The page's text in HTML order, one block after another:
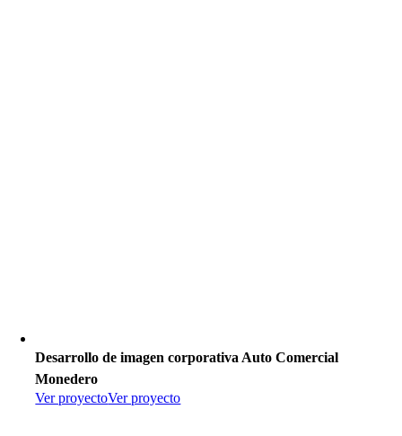
Desarrollo de imagen corporativa Auto Comercial
Monedero
Ver proyectoVer proyecto